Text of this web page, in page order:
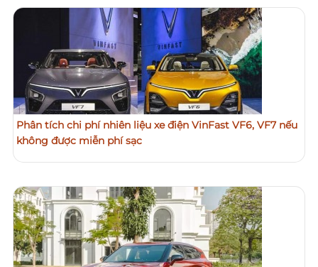
Phân tích chi phí nhiên liệu xe điện VinFast VF6, VF7 nếu
không được miễn phí sạc